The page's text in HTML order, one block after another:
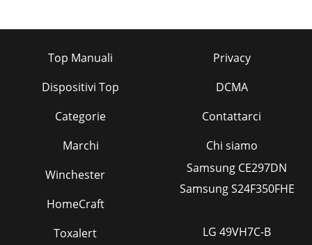
Top Manuali
Dispositivi Top
Categorie
Marchi
Privacy
DCMA
Contattarci
Chi siamo
Winchester
HomeCraft
Toxalert
Samsung CE297DN
Samsung S24F350FHE
LG 49VH7C-B